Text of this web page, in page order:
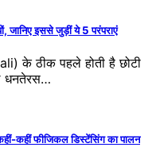
जानिए इससे जुड़ीं ये 5 परंपराएं
के ठीक पहले होती है छोटी
धनतेरस…
कहीं-कहीं फीजिकल डिस्टेंसिंग का पालन